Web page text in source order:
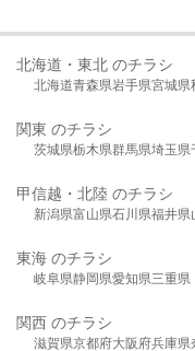
北海道・東北 のチラシ
北海道青森県岩手県宮城県
関東 のチラシ
茨城県栃木県群馬県埼玉県
甲信越・北陸 のチラシ
新潟県富山県石川県福井県
東海 のチラシ
岐阜県静岡県愛知県三重県
関西 のチラシ
滋賀県京都府大阪府兵庫県